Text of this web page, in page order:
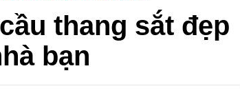
thang sắt đẹp
bạn